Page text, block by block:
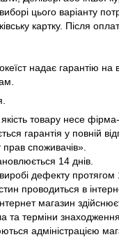
цього варіанту
картку. Після
надає гарантію на
якість товару несе
гарантія у повній
споживачів».
14 днів.
дефекту протягом
проводиться в
магазин
та терміни
адміністрацією